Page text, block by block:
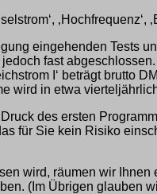
eingehenden Tests
jedoch fast
I‘ beträgt brutto
wird in etwa
des ersten
für Sie kein Risiko
wird, räumen wir
(Im Übrigen glauben